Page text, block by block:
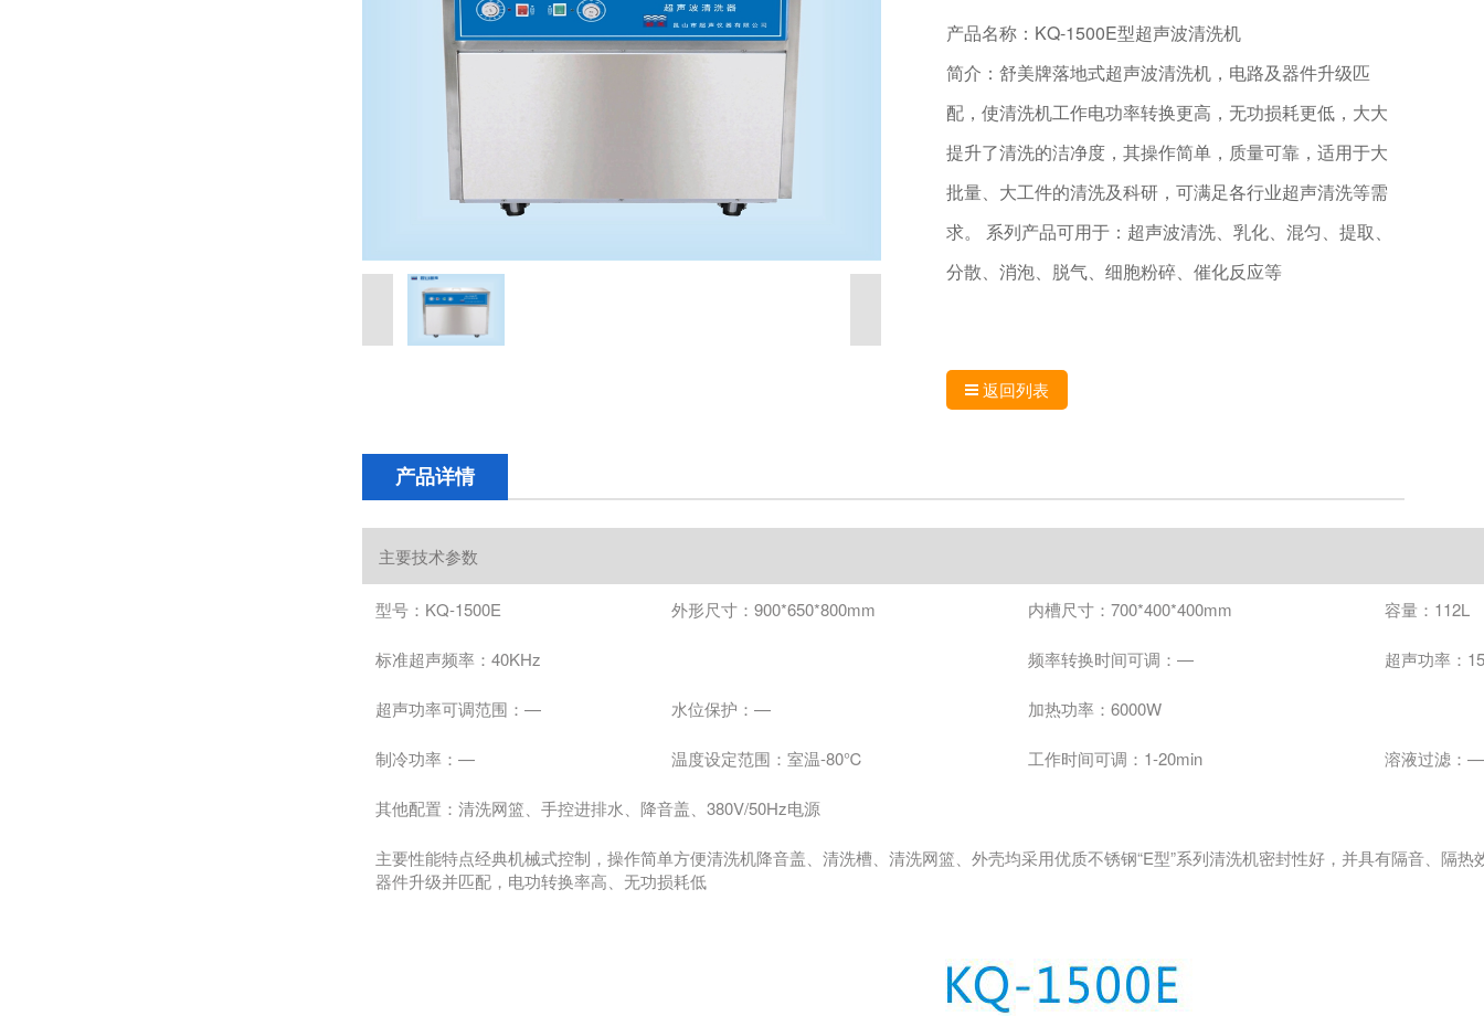
产品名称：KQ-1500E型超声波清洗机
简介：舒美牌落地式超声波清洗机，电路及器件升级匹
配，使清洗机工作电功率转换更高，无功损耗更低，大大
提升了清洗的洁净度，其操作简单，质量可靠，适用于大
批量、大工件的清洗及科研，可满足各行业超声清洗等需
求。 系列产品可用于：超声波清洗、乳化、混匀、提取、
分散、消泡、脱气、细胞粉碎、催化反应等
返回列表
产品详情
主要技术参数
型号：KQ-1500E 外形尺寸：900*650*800mm 内槽尺寸：700*400*400mm 容量：112L
标准超声频率：40KHz 频率转换时间可调：— 超声功率：
超声功率可调范围：— 水位保护：— 加热功率：6000W
制冷功率：— 温度设定范围：室温-80℃ 工作时间可调：1-20min 溶液过滤：—
其他配置：清洗网篮、手控进排水、降音盖、380V/50Hz电源
主要性能特点经典机械式控制，操作简单方便清洗机降音盖、清洗槽、清洗网篮、外壳均采用优质不锈钢“E型”系列清洗机密封性好，并具有隔音、隔热
器件升级并匹配，电功转换率高、无功损耗低